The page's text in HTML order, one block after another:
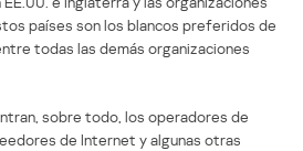
países son los blancos preferidos de
todas las demás organizaciones
sobre todo, los operadores de
de Internet y algunas otras